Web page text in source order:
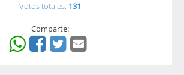
Votos totales: 131
Comparte: